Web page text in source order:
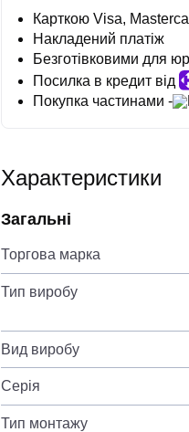
Карткою Visa,
Накладений платіж
Безготівковими для
Посилка в кредит від
Покупка частинами -
Характеристики
Загальні
Торгова марка
Тип виробу
Вид виробу
Серія
Тип монтажу